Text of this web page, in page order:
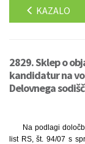
KAZALO
2829. Sklep o
kandidatur na
Delovnega
Na podlagi
list RS, št. 94/07 s